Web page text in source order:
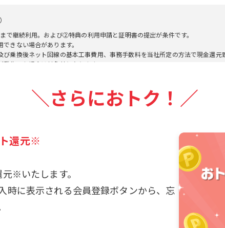
継続利用。および②特典の利用申請と証明書の提出が条件です。
きない場合があります。
乗換後ネット回線の基本工事費用、事務手数料を当社所定の方法で現金還
生した場合は対象外となります。
＼さらにおトク！／
還元※
※いたします。
に表示される会員登録ボタンから、忘